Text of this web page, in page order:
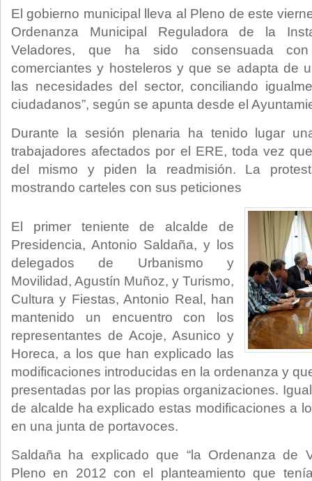
El gobierno municipal lleva al Pleno de este
Ordenanza Municipal Reguladora de la
Veladores, que ha sido consensuada
comerciantes y hosteleros y que se adapta de
las necesidades del sector, conciliando
ciudadanos”, según se apunta desde el
Durante la sesión plenaria ha tenido lugar
trabajadores afectados por el ERE, toda vez
del mismo y piden la readmisión. La
mostrando carteles con sus peticiones
El primer teniente de alcalde de
Presidencia, Antonio Saldaña, y los
delegados de Urbanismo y
Movilidad, Agustín Muñoz, y Turismo,
Cultura y Fiestas, Antonio Real, han
mantenido un encuentro con los
representantes de Acoje, Asunico y
Horeca, a los que han explicado las
modificaciones introducidas en la ordenanza y
presentadas por las propias organizaciones.
de alcalde ha explicado estas modificaciones a
en una junta de portavoces.
Saldaña ha explicado que “la Ordenanza de
Pleno en 2012 con el planteamiento que